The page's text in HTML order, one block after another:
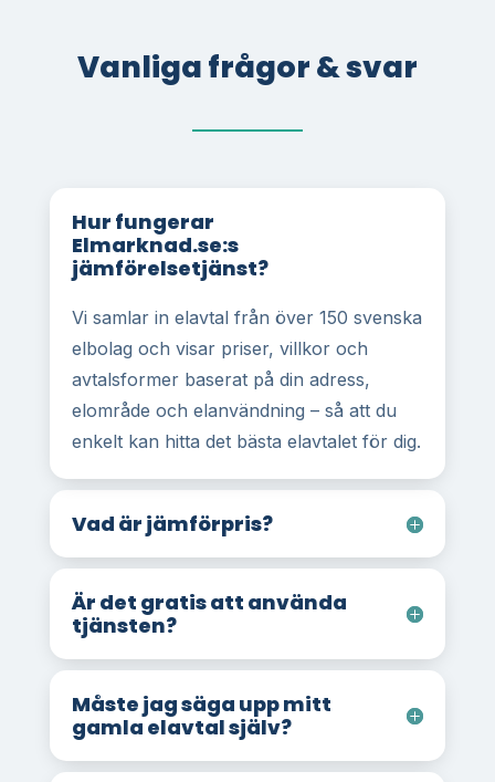
Vanliga frågor & svar
Hur fungerar
Elmarknad.se:s
jämförelsetjänst?
Vi samlar in elavtal från över 150 svenska
elbolag och visar priser, villkor och
avtalsformer baserat på din adress,
elområde och elanvändning – så att du
enkelt kan hitta det bästa elavtalet för dig.
Vad är jämförpris?
Är det gratis att använda
tjänsten?
Måste jag säga upp mitt
gamla elavtal själv?